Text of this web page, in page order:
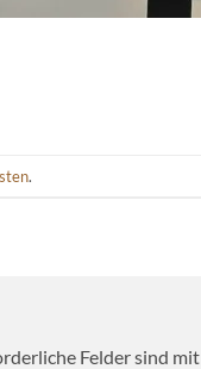
.
Felder sind mit